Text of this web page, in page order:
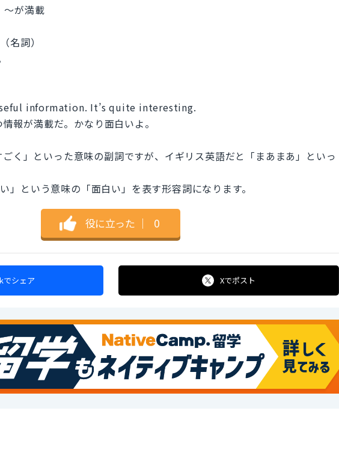
が満載
詞）
information. It’s quite interesting.
報が満載だ。かなり面白いよ。
く」といった意味の副詞ですが、イギリス英語だと「まあまあ」といっ
という意味の「面白い」を表す形容詞になります。
役に立った ｜ 0
でシェア Xでポスト